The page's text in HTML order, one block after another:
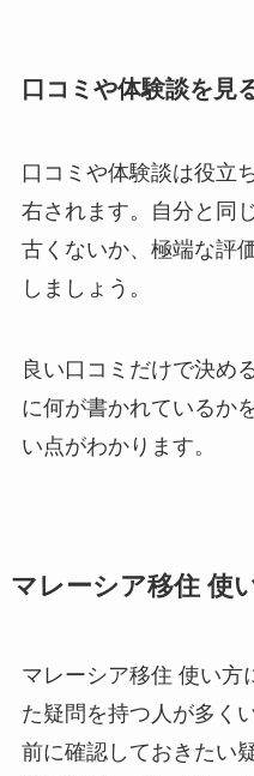
口コミや体験談を見
口コミや体験談は役立
右されます。自分と同
古くないか、極端な評
しましょう。
良い口コミだけで決め
に何が書かれているか
い点がわかります。
マレーシア移住 使
マレーシア移住 使い方
た疑問を持つ人が多く
前に確認しておきたい